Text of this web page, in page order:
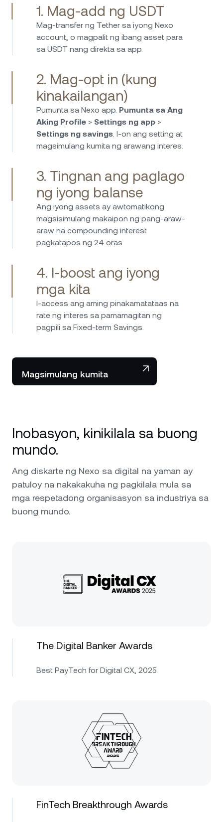
Ang Nexo ay hindi lang para sa crypto—
mahusay ang mga opsyon nito para sa pag-
invest sa fiat. Maaari akong kumita ng mataas
na interes sa EUR, USD, at GBP na may
bayarin. Napakadaling mag-deposito at mag-
withdraw, at panatag ako dahil alam kong
protektado at regulated ang mga pondo.
Isang matalinong pagpili para sa passive na
kita sa fiat savings!
pinakamahuhusay na plataporma para kumita
ng napakataas na rate ng interes sa iyong
crypto at mga stable coin. Mayroon silang
mahusay na mga pamantayan sa seguridad at
magandang serbisyo sa customer. Sobra
akong masaya sa pinili ko.
1. Mag-add ng USDT
Mag-transfer ng Tether sa iyong Nexo
account, o magpalit ng ibang asset para
sa USDT nang direkta sa app.
2. Mag-opt in (kung
kinakailangan)
Pumunta sa Nexo app. Pumunta sa Ang
Aking Profile > Settings ng app >
Settings ng savings . I-on ang setting at
magsimulang kumita ng arawang interes.
3. Tingnan ang paglago
ng iyong balanse
Ang iyong assets ay awtomatikong
magsisimulang makaipon ng pang-araw-
araw na compounding interest
pagkatapos ng 24 oras.
4. I-boost ang iyong
mga kita
I-access ang aming pinakamatataas na
rate ng interes sa pamamagitan ng
pagpili sa Fixed-term Savings.
Magsimulang kumita
Inobasyon, kinikilala sa buong
mundo.
Ang diskarte ng Nexo sa digital na yaman ay
patuloy na nakakakuha ng pagkilala mula sa
mga respetadong organisasyon sa industriya sa
buong mundo.
The Digital Banker Awards
Best PayTech for Digital CX, 2025
FinTech Breakthrough Awards